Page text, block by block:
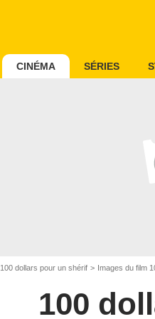
CINÉMA SÉRIES
100 dollars pour un shérif Images du film
100